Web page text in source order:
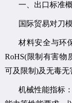
一、出口标准
国际贸易对刀
材料安全与环
RoHS(限制有害物
可及限制)及无毒无
机械性能指标